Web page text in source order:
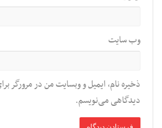
وب‌ سایت
ذخیره نام، ایمیل و وبسایت من در مرورگر
دیدگاهی می‌نویسم.